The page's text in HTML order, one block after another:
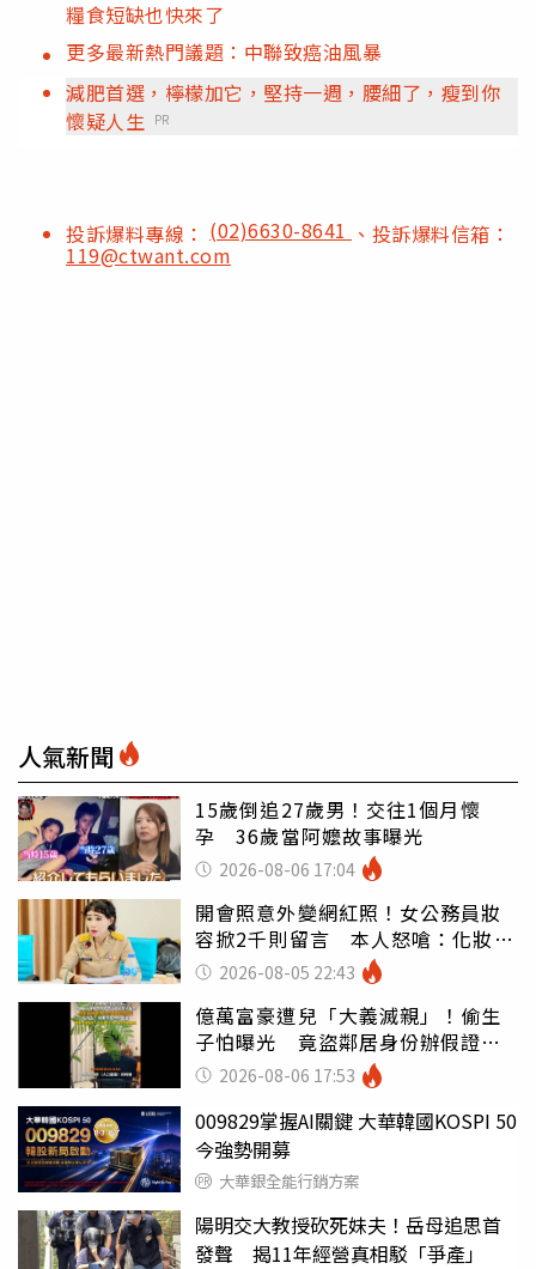
糧食短缺也快來了
更多最新熱門議題：中聯致癌油風暴
減肥首選，檸檬加它，堅持一週，腰細了，瘦到你
懷疑人生 PR
投訴爆料專線： (02)6630-8641 、投訴爆料信箱：
119@ctwant.com
人氣新聞
15歲倒追27歲男！交往1個月懷
孕 36歲當阿嬤故事曝光
2026-08-06 17:04
開會照意外變網紅照！女公務員妝
容掀2千則留言 本人怒嗆：化妝有
錯嗎2026-08-05 22:43
億萬富豪遭兒「大義滅親」！偷生
子怕曝光 竟盜鄰居身份辦假證落
戶 2026-08-06 17:53
009829掌握AI關鍵 大華韓國KOSPI 50
今強勢開募
大華銀全能行銷方案
陽明交大教授砍死妹夫！岳母追思首
發聲 揭11年經營真相駁「爭產」